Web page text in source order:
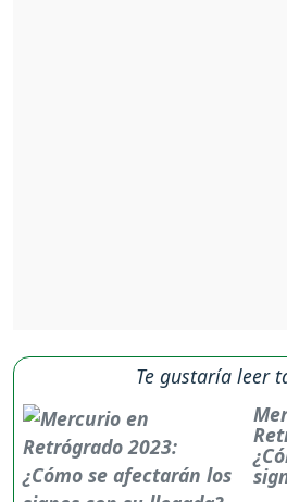
Te gustaría leer